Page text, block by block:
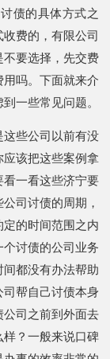
债的具体方式之
费的，有限公司
要选择，先交费
吗。下面就来介
一些常见问题。
些公司以前有没
该把这些案例拿
一看这些济宁要
司讨债的周期，
的时间范围之内
讨债的公司业务
都没有办法帮助
帮自己讨债本身
司之前到外面去
？一般来说口碑